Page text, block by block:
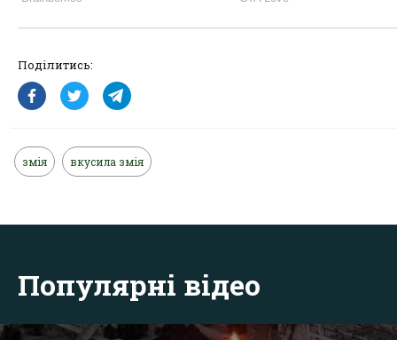
Поділитись:
змія вкусила змія
Популярні відео